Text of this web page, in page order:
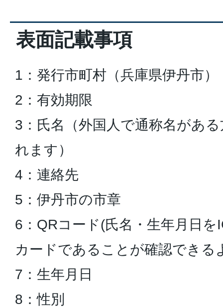
表面記載事項
1：発行市町村（兵庫県伊丹市）
2：有効期限
3：氏名（外国人で通称名があ
れます）
4：連絡先
5：伊丹市の市章
6：QRコード(氏名・生年月日
カードであることが確認できる
7：生年月日
8：性別